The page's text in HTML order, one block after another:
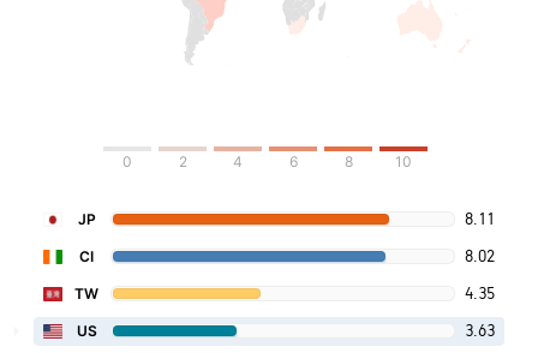
0 2 4 6 8 10
JP 8.11
CI 8.02
TW 4.35
US 3.63